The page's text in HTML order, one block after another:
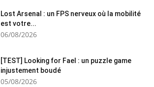
Lost Arsenal : un FPS nerveux où la mobilité
est votre...
06/08/2026
[TEST] Looking for Fael : un puzzle game
injustement boudé
05/08/2026